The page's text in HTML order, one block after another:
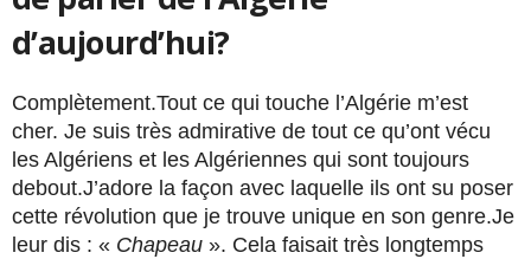
d’aujourd’hui?
Complètement.Tout ce qui touche l’Algérie m’est
cher. Je suis très admirative de tout ce qu’ont vécu
les Algériens et les Algériennes qui sont toujours
debout.J’adore la façon avec laquelle ils ont su poser
cette révolution que je trouve unique en son genre.Je
leur dis : « Chapeau ». Cela faisait très longtemps